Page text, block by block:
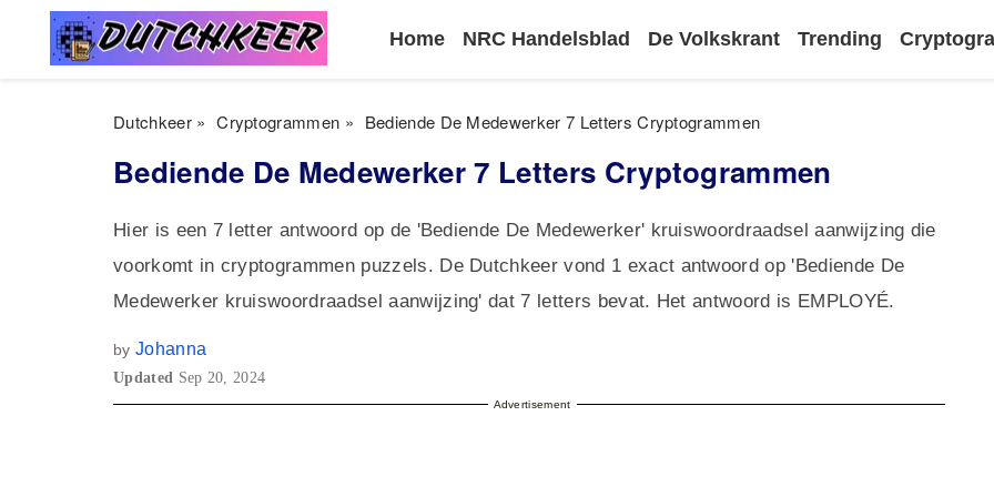
Home NRC Handelsblad De Volkskrant Trending
Dutchkeer» Cryptogrammen » Bediende De Medewerker 7 Letters Cryptogrammen
Bediende De Medewerker 7 Letters Cryptogrammen
Hier is een 7 letter antwoord op de 'Bediende De Medewerker' kruiswoordraadsel aanwijzing die
voorkomt in cryptogrammen puzzels. De Dutchkeer vond 1 exact antwoord op 'Bediende De
Medewerker kruiswoordraadsel aanwijzing' dat 7 letters bevat. Het antwoord is EMPLOYÉ.
by Johanna
Updated Sep 20, 2024
Advertisement